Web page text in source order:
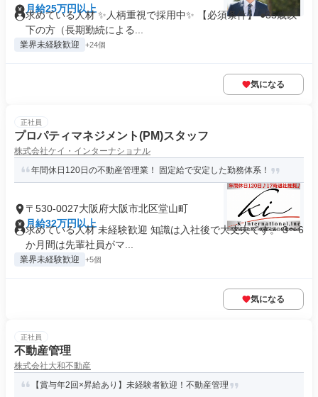
月給25万円以上
求めている人材 ✨人柄重視で採用中✨ 【必須条件】 ●35歳以
下の方（長期勤続による...
業界未経験歓迎 +24個
気になる
正社員
プロパティマネジメント(PM)スタッフ
株式会社ケイ・インターナショナル
年間休日120日の不動産管理業！ 固定給で安定した勤務体系！
〒530-0027大阪府大阪市北区堂山町
月給32万円以上
求めている人材 未経験歓迎 知識は入社後で大丈夫です。 3〜6
か月間は先輩社員がマ...
業界未経験歓迎 +5個
気になる
正社員
不動産管理
株式会社大和不動産
【賞与年2回×昇給あり】未経験者歓迎！不動産管理